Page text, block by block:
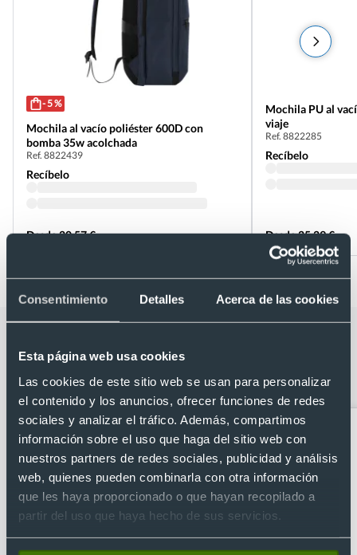
Consentimiento Detalles Acerca de las cookies
Esta página web usa cookies
Las cookies de este sitio web se usan para personalizar
el contenido y los anuncios, ofrecer funciones de redes
sociales y analizar el tráfico. Además, compartimos
información sobre el uso que haga del sitio web con
nuestros partners de redes sociales, publicidad y análisis
web, quienes pueden combinarla con otra información
que les haya proporcionado o que hayan recopilado a
partir del uso que haya hecho de sus servicios.
- 5 %
Mochila al vacío poliéster 600D con
bomba 35w acolchada
Ref. 8822439
Recíbelo
Desde 20,57 €
Mochila PU al
viaje
Ref. 8822285
Recíbelo
Desde 25,29 €
extensible en resistente PU portátil
17'
Accesorios de viaje
Bandoleras